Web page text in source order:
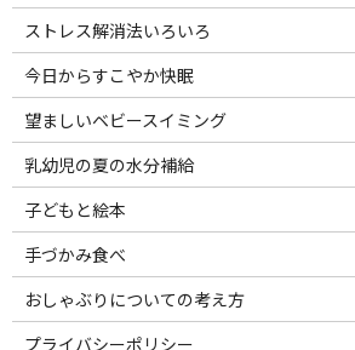
ストレス解消法いろいろ
今日からすこやか快眠
望ましいベビースイミング
乳幼児の夏の水分補給
子どもと絵本
手づかみ食べ
おしゃぶりについての考え方
プライバシーポリシー